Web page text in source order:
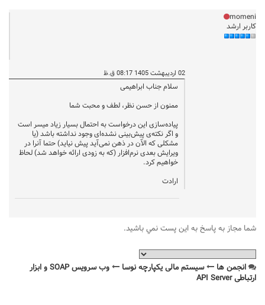
momeni
کاربر ارشد
02 اردیبهشت 1405 08:17 ق.ظ
سلام جناب ابراهیمی
ممنون از حسن نظر، لطف و محبت شما
پیاده‌سازی این درخواست به احتمال بسیار زیاد میسر است
و اگر نکته‌ی پیش‌بینی نشده‌ای وجود نداشته باشد (یا
مشکلی که الآن در ذهن نمی‌آید پیش نیاید) حتما آنرا در
ویرایش بعدی نرم‌افزار (که به زودی ارائه خواهد شد) لحاظ
خواهیم کرد.
ارادت
شما مجاز به پاسخ به اين پست نمي باشيد.
انجمن ها سیستم مالی یکپارچه نوسا
وب سرویس SOAP و ابزار
ارتباطی API Server